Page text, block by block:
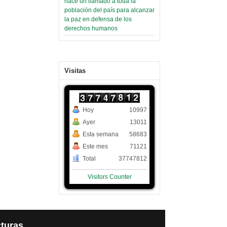
población del país para alcanzar
la paz en defensa de los
derechos humanos
Visitas
Hoy
Ayer
Esta semana
Este mes
Total
10997
13011
58683
71121
37747812
Visitors Counter